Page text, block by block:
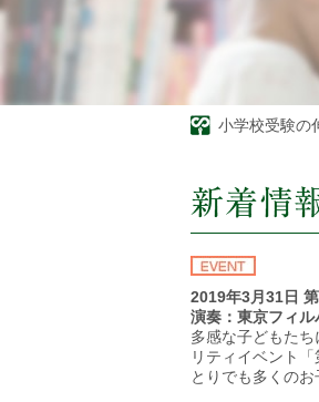
小学校受験の
2019年3月31日
演奏：東京フィ
多感な子どもた
リティイベント
とりでも多くのお